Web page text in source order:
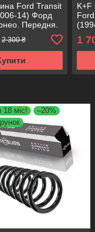
Ford Transit
14) Форд
Передня.
2 300 ₴
K+F
1
18 міс!
–20%